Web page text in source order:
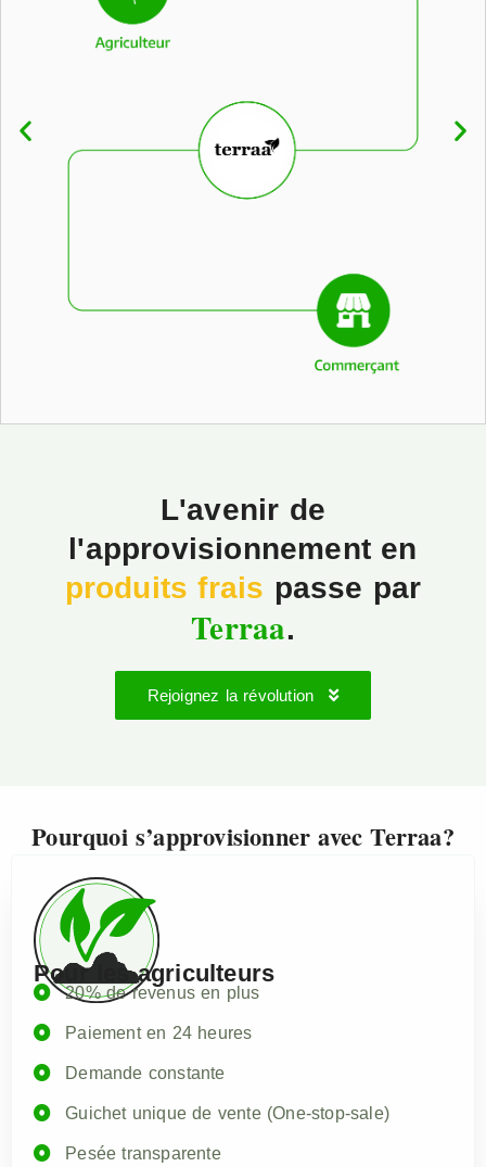
L'avenir de
l'approvisionnement en
produits frais passe par
Terraa.
Rejoignez la révolution
Pourquoi s’approvisionner avec Terraa?
Pour les agriculteurs
20% de revenus en plus
Paiement en 24 heures
Demande constante
Guichet unique de vente (One-stop-sale)
Pesée transparente